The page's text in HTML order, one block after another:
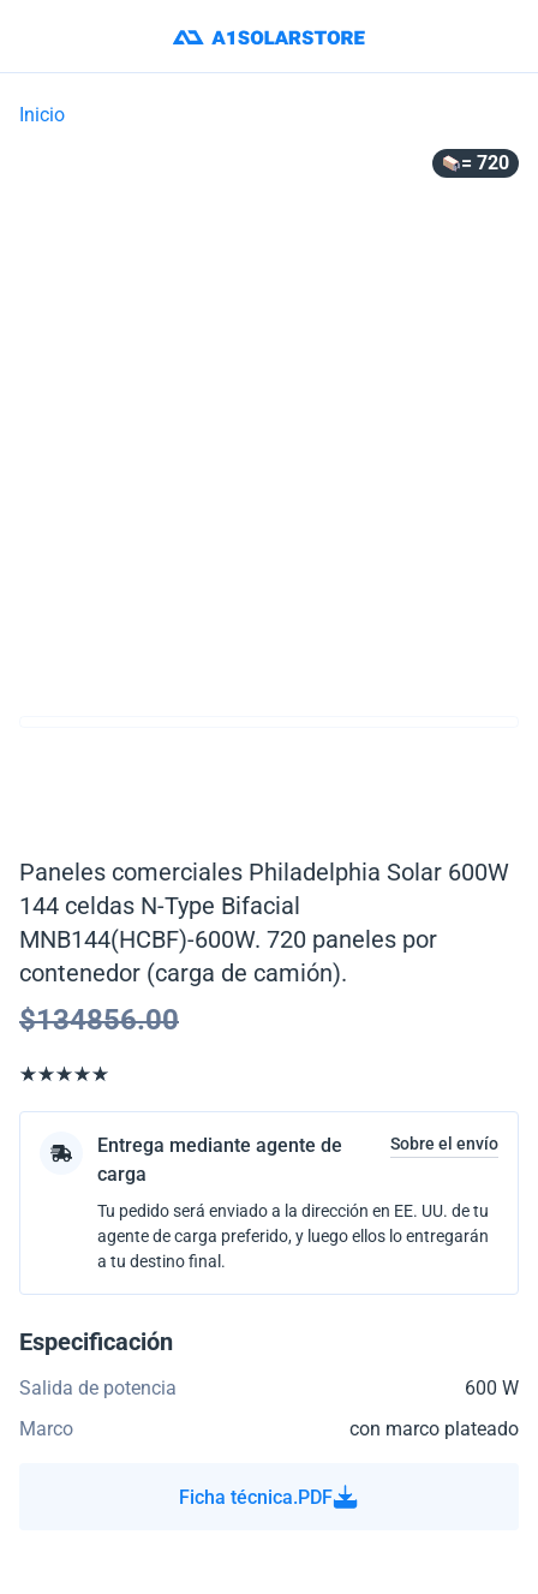
Inicio
= 720
Paneles comerciales Philadelphia Solar 600W
144 celdas N-Type Bifacial
MNB144(HCBF)-600W. 720 paneles por
contenedor (carga de camión).
$134856.00
Entrega mediante agente de
carga
Sobre el envío
Tu pedido será enviado a la dirección en EE. UU. de tu
agente de carga preferido, y luego ellos lo entregarán
a tu destino final.
Especificación
Salida de potencia
600 W
Marco
con marco plateado
Ficha técnica.PDF